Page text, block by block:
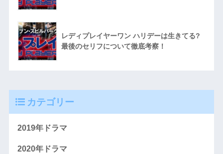
レディプレイヤーワン ハリデーは生きてる?
最後のセリフについて徹底考察！
カテゴリー
2019年ドラマ
2020年ドラマ